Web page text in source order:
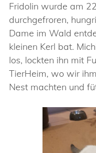
Fridolin wurde am
durchgefroren,
Dame im Wald
kleinen Kerl bat.
los, lockten ihn mit
TierHeim, wo wir
Nest machten und